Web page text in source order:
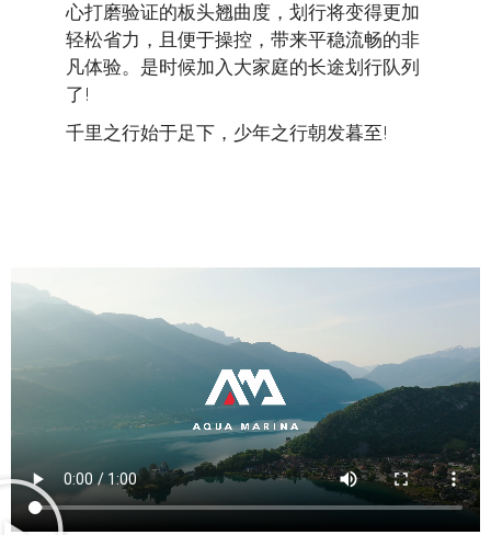
心打磨验证的板头翘曲度，划行将变得更加
轻松省力，且便于操控，带来平稳流畅的非
凡体验。是时候加入大家庭的长途划行队列
了!
千里之行始于足下，少年之行朝发暮至!